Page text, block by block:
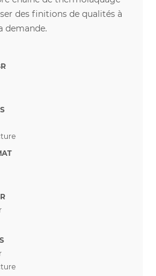
des finitions de qualités à
demande.